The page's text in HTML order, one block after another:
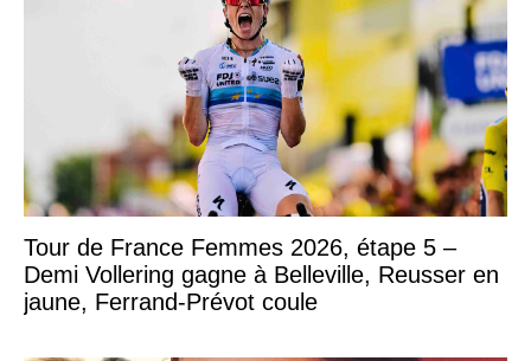
Tour de France Femmes 2026, étape 5 –
Demi Vollering gagne à Belleville, Reusser en
jaune, Ferrand-Prévot coule